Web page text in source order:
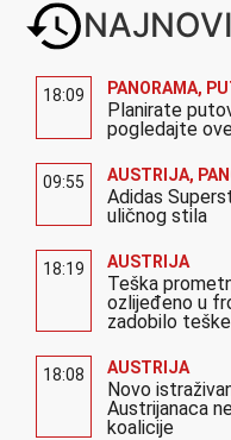
18:09 PANORAMA,
Planirate
pogledajte
09:55 AUSTRIJA,
Adidas
uličnog stila
18:19 AUSTRIJA
Teška
ozlijeđeno u
zadobilo
18:08 AUSTRIJA
Novo
Austrijanaca
koalicije